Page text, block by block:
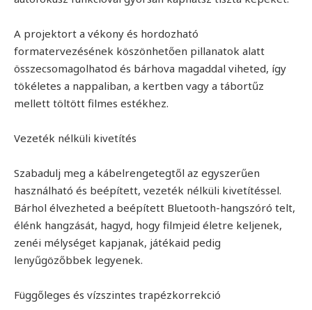
A projektort a vékony és hordozható
formatervezésének köszönhetően pillanatok alatt
összecsomagolhatod és bárhova magaddal viheted, így
tökéletes a nappaliban, a kertben vagy a tábortűz
mellett töltött filmes estékhez.
Vezeték nélküli kivetítés
Szabadulj meg a kábelrengetegtől az egyszerűen
használható és beépített, vezeték nélküli kivetítéssel.
Bárhol élvezheted a beépített Bluetooth-hangszóró telt,
élénk hangzását, hagyd, hogy filmjeid életre keljenek,
zenéi mélységet kapjanak, játékaid pedig
lenyűgözőbbek legyenek.
Függőleges és vízszintes trapézkorrekció